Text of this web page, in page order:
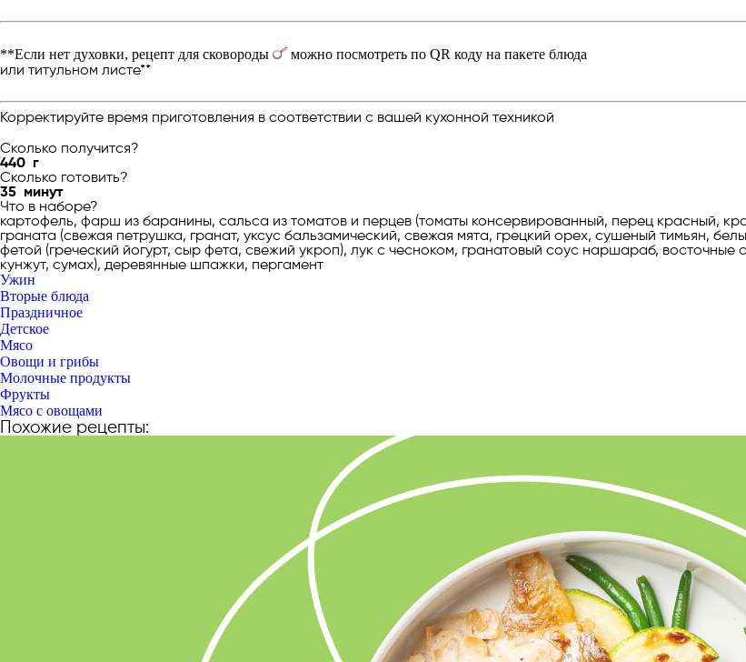
**Если нет духовки, рецепт для сковороды можно посмотреть по QR коду на пакете блюда
или титульном листе**
Корректируйте время приготовления в соответствии с вашей кухонной техникой
Сколько получится?
440 г
Сколько готовить?
35 минут
Что в наборе?
картофель, фарш из баранины, сальса из томатов и перцев (томаты консервированный, перец красный,
граната (свежая петрушка, гранат, уксус бальзамический, свежая мята, грецкий орех, сушеный тимьян,
фетой (греческий йогурт, сыр фета, свежий укроп), лук с чесноком, гранатовый соус наршараб,
кунжут, сумах), деревянные шпажки, пергамент
Ужин
Вторые блюда
Праздничное
Детское
Мясо
Овощи и грибы
Молочные продукты
Фрукты
Мясо с овощами
Похожие рецепты: